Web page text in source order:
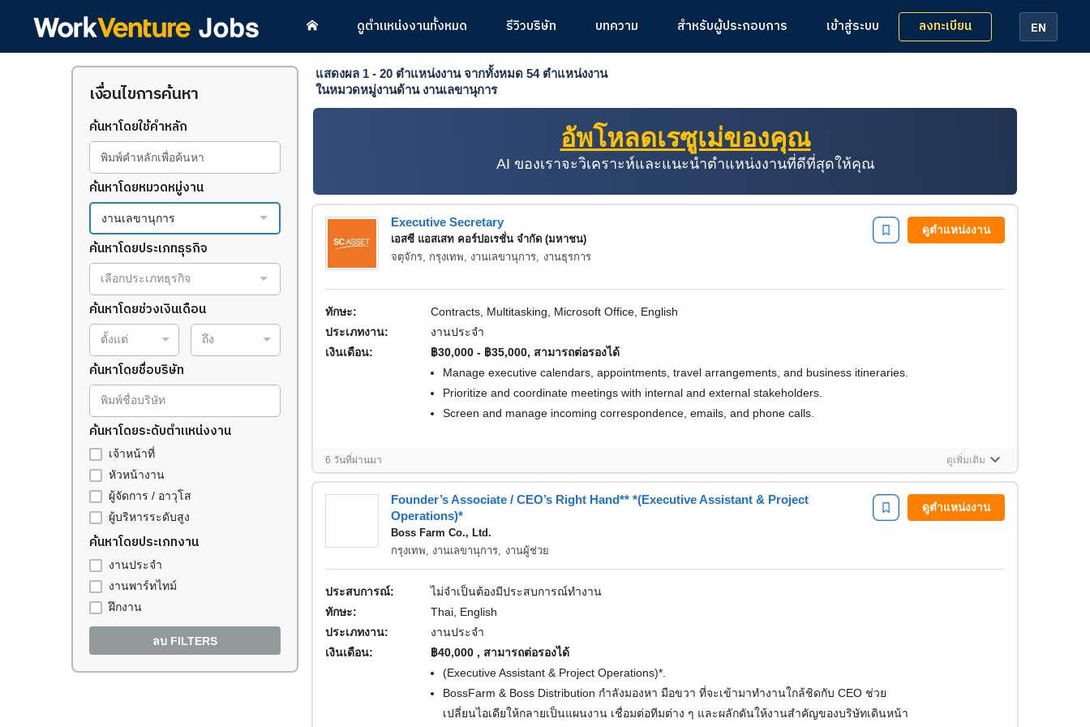
ดูตำแหน่งงานทั้งหมด รีวิวบริษัท บทความ สำหรับผู้ประกอบการ เข้าสู่ระบบ ลงทะเบียน EN
เงื่อนไขการค้นหา
ค้นหาโดยใช้คำหลัก
ค้นหาโดยหมวดหมู่งาน
งานเลขานุการ
ค้นหาโดยประเภทธุรกิจ
เลือกประเภทธุรกิจ
ค้นหาโดยช่วงเงินเดือน
ตั้งแต่ ถึง
ค้นหาโดยชื่อบริษัท
พิมพ์ชื่อบริษัท
ค้นหาโดยระดับตำแหน่งงาน
เจ้าหน้าที่
หัวหน้างาน
ผู้จัดการ / อาวุโส
ผู้บริหารระดับสูง
ค้นหาโดยประเภทงาน
งานประจำ
งานพาร์ทไทม์
ฝึกงาน
ลบ FILTERS
แสดงผล 1 - 20 ตำแหน่งงานจากทั้งหมด 54ตำแหน่งงาน
ในหมวดหมู่งานด้าน งานเลขานุการ
อัพโหลดเรซูเม่ของคุณ
AI ของเราจะวิเคราะห์และแนะนำตำแหน่งงานที่ดีที่สุดให้คุณ
Executive Secretary
เอสซี แอสเสท คอร์ปอเรชั่น จำกัด (มหาชน)
จตุจักร, กรุงเทพ, งานเลขานุการ, งานธุรการ
ดูตำแหน่งงาน
ทักษะ:
Contracts, Multitasking, Microsoft Office, English
ประเภทงาน:
งานประจำ
เงินเดือน:
฿30,000 - ฿35,000, สามารถต่อรองได้
Manage executive calendars, appointments, travel arrangements, and business itineraries.
Prioritize and coordinate meetings with internal and external stakeholders.
Screen and manage incoming correspondence, emails, and phone calls.
6 วันที่ผ่านมา ดูเพิ่มเติม keyboard_arrow_down
Founder’s Associate / CEO’s Right Hand** *(Executive Assistant & Project
Operations)*
Boss Farm Co., Ltd.
กรุงเทพ, งานเลขานุการ, งานผู้ช่วย
ดูตำแหน่งงาน
ประสบการณ์:
ไม่จำเป็นต้องมีประสบการณ์ทำงาน
ทักษะ:
Thai, English
ประเภทงาน:
งานประจำ
เงินเดือน:
฿40,000 , สามารถต่อรองได้
(Executive Assistant & Project Operations)*.
BossFarm & Boss Distribution กำลังมองหา มือขวา ที่จะเข้ามาทำงานใกล้ชิดกับ CEO ช่วย
เปลี่ยนไอเดียให้กลายเป็นแผนงาน เชื่อมต่อทีมต่าง ๆ และผลักดันให้งานสำคัญของบริษัทเดินหน้า